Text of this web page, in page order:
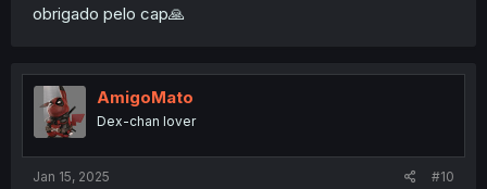
obrigado pelo cap🙏
AmigoMato
Dex-chan lover
Jan 15, 2025 #10